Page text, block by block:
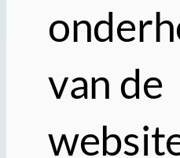
van de